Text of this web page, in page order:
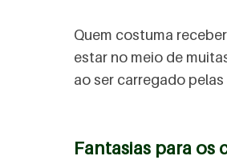
Quem costuma
estar no meio de
ao ser carregado
Fantasias para os